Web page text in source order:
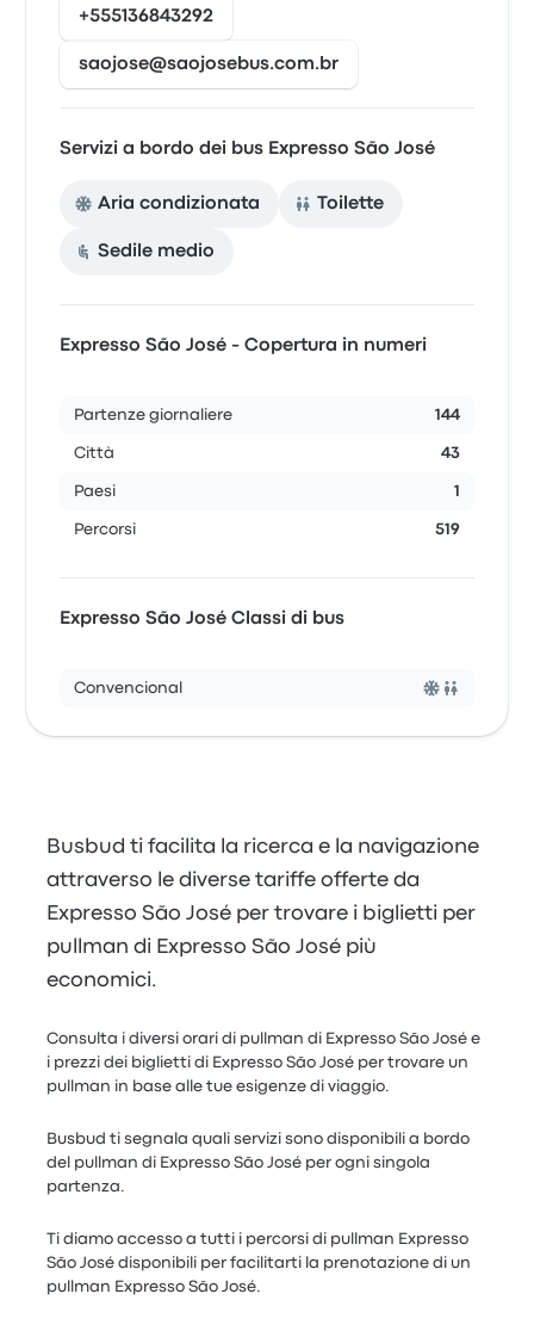
+555136843292
saojose@saojosebus.com.br
Servizi a bordo dei bus Expresso São José
Aria condizionata Toilette
Sedile medio
Expresso São José - Copertura in numeri
Partenze giornaliere 144
Città 43
Paesi 1
Percorsi 519
Expresso São José Classi di bus
Convencional
Busbud ti facilita la ricerca e la navigazione
attraverso le diverse tariffe offerte da
Expresso São José per trovare i biglietti per
pullman di Expresso São José più
economici.
Consulta i diversi orari di pullman di Expresso São José e
i prezzi dei biglietti di Expresso São José per trovare un
pullman in base alle tue esigenze di viaggio.
Busbud ti segnala quali servizi sono disponibili a bordo
del pullman di Expresso São José per ogni singola
partenza.
Ti diamo accesso a tutti i percorsi di pullman Expresso
São José disponibili per facilitarti la prenotazione di un
pullman Expresso São José.